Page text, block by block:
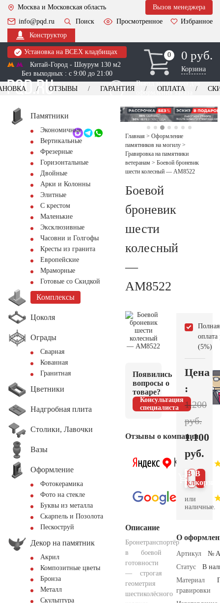
Москва и Московская область
Вызов менеджера
info@pqd.ru
Поиск Просмотренное
Избранное
Конструктор
Установка на ВСЕХ кладбищах
Китай-Город - Шоурум 130 м2
Без выходных : с 9:00 до 21:00
0
0 0 руб.
Корзина
Выезд менеджера для
оформления заказа
+7 (495) 518-44-23
Обратный звонок
ОТЗЫВЫ ГАРАНТИЯ ОПЛАТА
Памятники
Экономичные
Вертикальные
Фрезерные
Горизонтальные
Двойные
Арки и Колонны
Элитные
С крестом
Маленькие
Эксклюзивные
Часовни и Голгофы
Кресты из гранита
Европейские
Мраморные
Готовые со Скидкой
Комплексы
Цоколя
Ограды
Сварная
Кованная
Гранитная
Цветники
Надгробная плита
Столики, Лавочки
Вазы
Оформление
Фотокерамика
Фото на стекле
Буквы из металла
Скарпель и Позолота
Пескоструй
Декор на памятник
Акрил
Композитные цветы
Бронза
Металл
Скульптура
Главная > Оформление
памятников на могилу >
Гравировка на памятники
ветеранам > Боевой броневик
шести колесный — AM8522
Боевой
броневик
шести
колесный
—
AM8522
Появились
вопросы о
товаре?
Консультация
специалиста
Отзывы о компании
Описание
Бронетранспортёр
в боевой
готовности
— строгая
геометрия
шестиколёсного
Полная
оплата
(5%)
Цена
:
1.200
руб.
1.100
руб.
В
В 1
клик
или
наличные.
О
Артикул
№
Статус
В
Материал
гравировки